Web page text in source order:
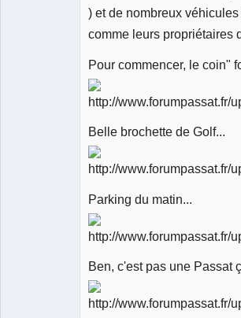
) et de nombreux
comme leurs propriétaires
Pour commencer, le coin"
Belle brochette de Golf...
Parking du matin...
Ben, c'est pas une Passat